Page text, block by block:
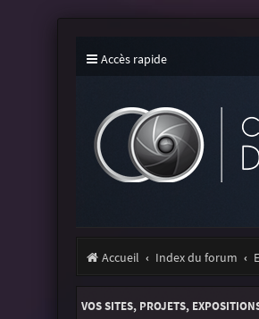
Accès rapide
Accueil Index du forum
VOS SITES, PROJETS,